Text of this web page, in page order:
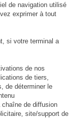
de navigation utilisé
exprimer à tout
si votre terminal a
de nos
de tiers,
de déterminer le
de diffusion
site/support de